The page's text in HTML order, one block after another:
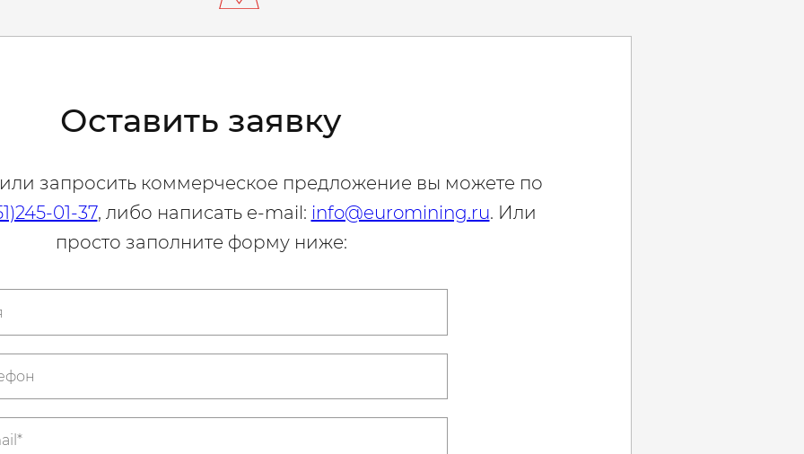
Оставить заявку
запросить коммерческое предложение вы можете по
01-37, либо написать e-mail: info@euromining.ru. Или
просто заполните форму ниже: